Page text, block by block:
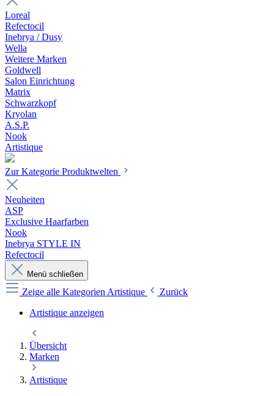
Loreal
Refectocil
Inebrya / Dusy
Wella
Weitere Marken
Goldwell
Salon Einrichtung
Matrix
Schwarzkopf
Kryolan
A.S.P.
Nook
Artistique
Zur Kategorie Produktwelten
Neuheiten
ASP
Exclusive Haarfarben
Nook
Inebrya STYLE IN
Refectocil
Menü schließen
Zeige alle Kategorien Artistique
Zurück
Artistique anzeigen
Übersicht
Marken
Artistique